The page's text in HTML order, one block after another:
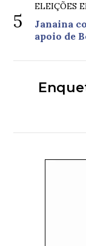
5
ELEIÇÕES
Janaina
apoio de